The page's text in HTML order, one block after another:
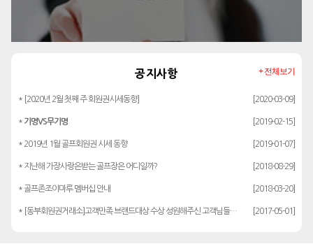
공지사항
* [2020년 2월 첫째 주 회원권시세동향] [2020-03-09]
* 기명VS무기명 [2019-02-15]
* 2019년 1월 골프회원권 시세 동향 [2019-01-07]
* 지난해 가장사랑은받는 골프장은 어디일까? [2018-08-29]
* 골프존조이마루 멤버십 안내 [2018-03-20]
* [동부회원권거래소]고객만족 브랜드대상 수상 성원해주신 고객님들께 감사드립… [2017-05-01]
+ 전체보기